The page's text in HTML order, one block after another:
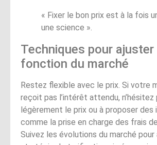
« Fixer le bon prix est à la fois
une science ».
Techniques pour ajuster
fonction du marché
Restez flexible avec le prix. Si votre
reçoit pas l’intérêt attendu, n’hésitez
légèrement le prix ou à proposer des
comme la prise en charge des frais
Suivez les évolutions du marché pour